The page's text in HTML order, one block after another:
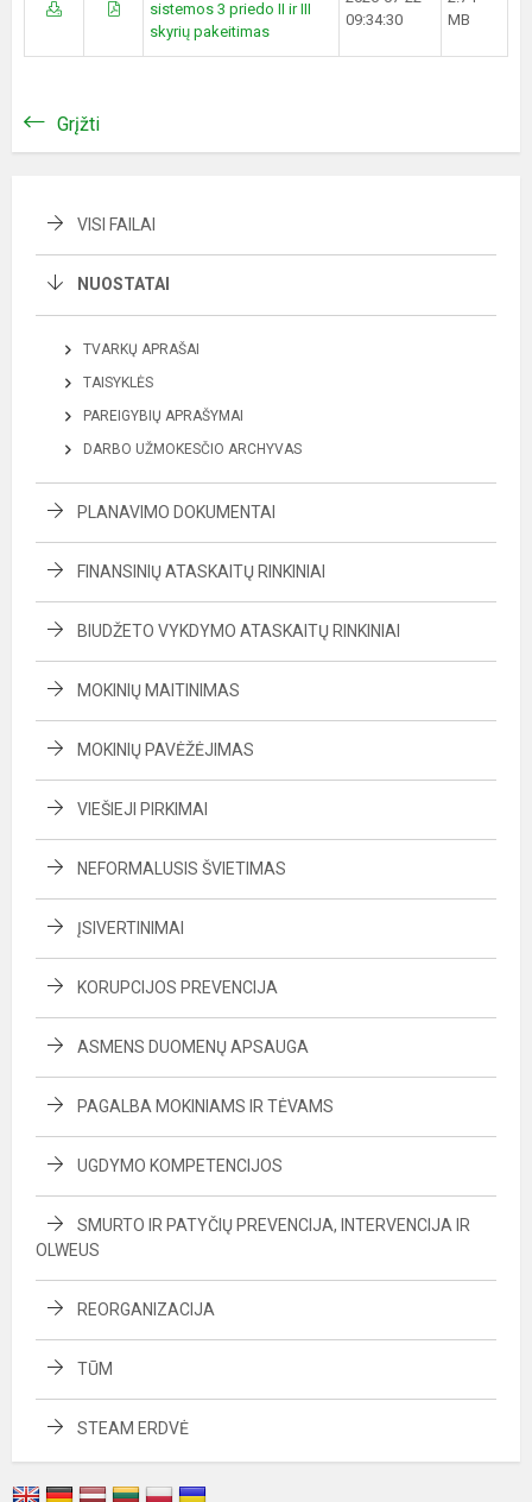
sistemos 3 priedo II ir III
skyrių pakeitimas
09:34:30
MB
Grįžti
VISI FAILAI
NUOSTATAI
TVARKŲ APRAŠAI
TAISYKLĖS
PAREIGYBIŲ APRAŠYMAI
DARBO UŽMOKESČIO ARCHYVAS
PLANAVIMO DOKUMENTAI
FINANSINIŲ ATASKAITŲ RINKINIAI
BIUDŽETO VYKDYMO ATASKAITŲ RINKINIAI
MOKINIŲ MAITINIMAS
MOKINIŲ PAVĖŽĖJIMAS
VIEŠIEJI PIRKIMAI
NEFORMALUSIS ŠVIETIMAS
ĮSIVERTINIMAI
KORUPCIJOS PREVENCIJA
ASMENS DUOMENŲ APSAUGA
PAGALBA MOKINIAMS IR TĖVAMS
UGDYMO KOMPETENCIJOS
SMURTO IR PATYČIŲ PREVENCIJA, INTERVENCIJA IR
OLWEUS
REORGANIZACIJA
TŪM
STEAM ERDVĖ